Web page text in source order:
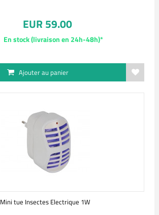
EUR 59.00
En stock (livraison en 24h-48h)*
Ajouter au panier
Mini tue Insectes Electrique 1W